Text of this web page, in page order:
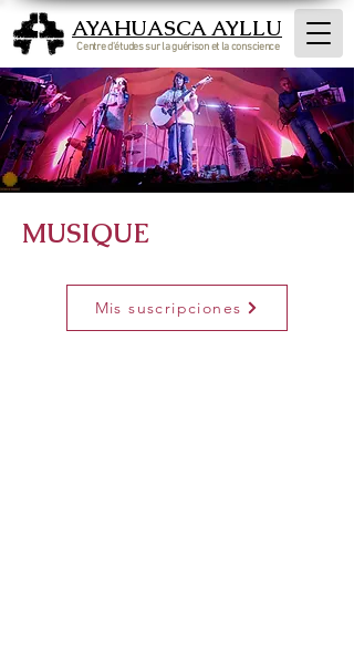
AYAHUASCA AYLLU
Centre d'études sur la guérison et la conscience
MUSIQUE
Mis suscripciones